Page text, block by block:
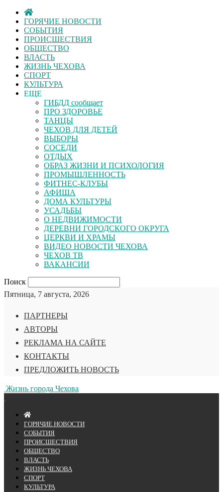
ГОРЯЧИЕ НОВОСТИ
СОБЫТИЯ
ПРОИСШЕСТВИЯ
ОБЩЕСТВО
ВЛАСТЬ
ЖИЗНЬ ЧЕХОВА
СПОРТ
КУЛЬТУРА
ЕЩЕ
ГИБДД сообщает
ПРО ЗДОРОВЬЕ
ТАНЦЫ
ЧЕХОВ ДЛЯ ДЕТЕЙ
ВЫБОРЫ
СОСЕДИ
ОТДЫХ
ОБРАЗ ЖИЗНИ И ПСИХОЛОГИЯ
ПРОМЫШЛЕННОСТЬ
ФИТНЕС-КЛУБЫ
АФИША
ДОМА КУЛЬТУРЫ
УСАДЬБЫ
О НЕДВИЖИМОСТИ
ДЕРЕВНИ ГОРОДСКОГО ОКРУГА
ЦЕРКВИ И ХРАМЫ
ВИДЕО НОВОСТИ ЧЕХОВА
ЧЕХОВ ТВ
ВАКАНСИИ
Поиск
Пятница, 7 августа, 2026
ПАРТНЕРЫ
АВТОРЫ
РЕКЛАМА НА САЙТЕ
КОНТАКТЫ
ПРЕДЛОЖИТЬ НОВОСТЬ
Жизнь города Чехова
ГОРЯЧИЕ НОВОСТИ
СОБЫТИЯ
ПРОИСШЕСТВИЯ
ОБЩЕСТВО
ВЛАСТЬ
ЖИЗНЬ ЧЕХОВА
СПОРТ
КУЛЬТУРА